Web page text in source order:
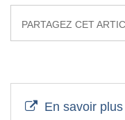
PARTAGEZ CET
En savoir plus